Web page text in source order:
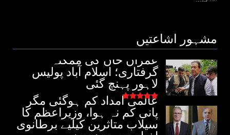
مشہور اشاعتیں
عمران خان کی ممکنہ
گرفتاری؛ اسلام آباد پولیس
لاہور پہنچ گئی
عالمی امداد کم ہوگئی مگر
پانی کم نہ ہوا، وزیراعظم کا
سیلاب متاثرین کیلیے برطانوی